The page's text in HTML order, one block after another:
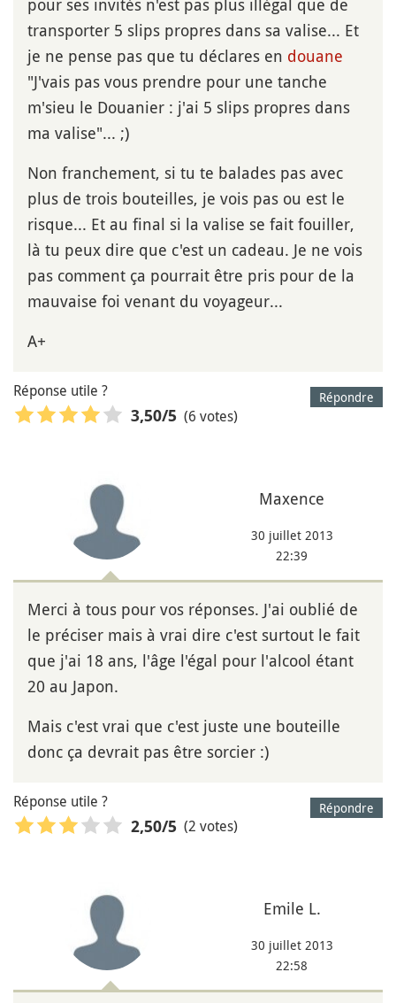
pour ses invités n'est pas plus illégal que de
transporter 5 slips propres dans sa valise... Et
je ne pense pas que tu déclares en douane
"J'vais pas vous prendre pour une tanche
m'sieu le Douanier : j'ai 5 slips propres dans
ma valise"... ;)
Non franchement, si tu te balades pas avec
plus de trois bouteilles, je vois pas ou est le
risque... Et au final si la valise se fait fouiller,
là tu peux dire que c'est un cadeau. Je ne vois
pas comment ça pourrait être pris pour de la
mauvaise foi venant du voyageur...
A+
Répondre
Réponse utile ?
3,50/5 (6 votes)
Maxence
30 juillet 2013
22:39
Merci à tous pour vos réponses. J'ai oublié de
le préciser mais à vrai dire c'est surtout le fait
que j'ai 18 ans, l'âge l'égal pour l'alcool étant
20 au Japon.
Mais c'est vrai que c'est juste une bouteille
donc ça devrait pas être sorcier :)
Répondre
Réponse utile ?
2,50/5 (2 votes)
Emile L.
30 juillet 2013
22:58